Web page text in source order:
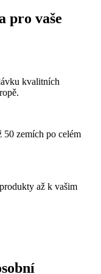
pro vaše
kvalitních
zemích po celém
až k vašim